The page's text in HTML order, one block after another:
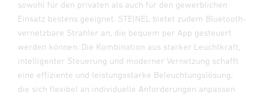
sowohl für den privaten als auch für den gewerblichen
Einsatz bestens geeignet. STEINEL bietet zudem Bluetooth-
vernetzbare Strahler an, die bequem per App gesteuert
werden können. Die Kombination aus starker Leuchtkraft,
intelligenter Steuerung und moderner Vernetzung schafft
eine effiziente und leistungsstarke Beleuchtungslösung,
die sich flexibel an individuelle Anforderungen anpassen